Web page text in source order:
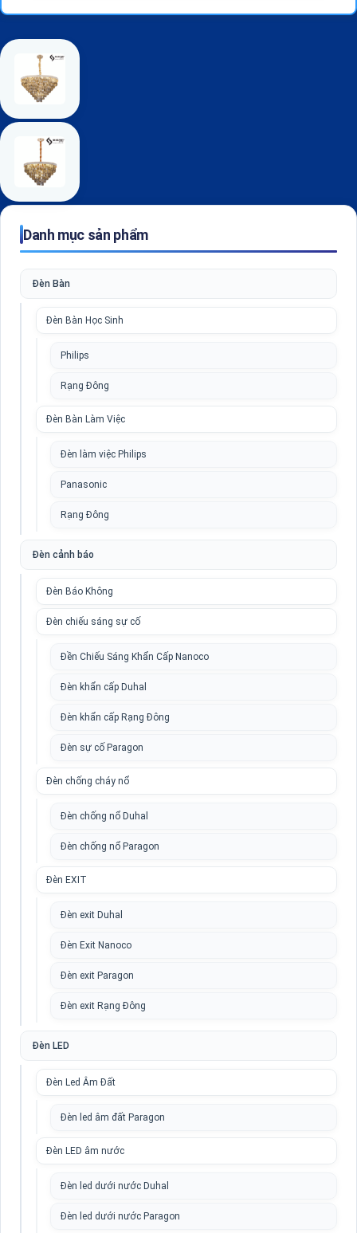
Danh mục sản phẩm
Đèn Bàn
Đèn Bàn Học Sinh
Philips
Rạng Đông
Đèn Bàn Làm Việc
Đèn làm việc Philips
Panasonic
Rạng Đông
Đèn cảnh báo
Đèn Báo Không
Đèn chiếu sáng sự cố
Đền Chiếu Sáng Khẩn Cấp Nanoco
Đèn khẩn cấp Duhal
Đèn khẩn cấp Rạng Đông
Đèn sự cố Paragon
Đèn chống cháy nổ
Đèn chống nổ Duhal
Đèn chống nổ Paragon
Đèn EXIT
Đèn exit Duhal
Đèn Exit Nanoco
Đèn exit Paragon
Đèn exit Rạng Đông
Đèn LED
Đèn Led Âm Đất
Đèn led âm đất Paragon
Đèn LED âm nước
Đèn led dưới nước Duhal
Đèn led dưới nước Paragon